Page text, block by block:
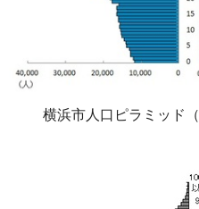
横浜市人口ピラミッド